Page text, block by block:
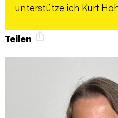
unterstütze ich Kurt
Teilen